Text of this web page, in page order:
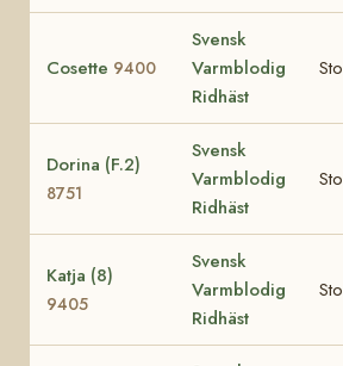
Cosette 9400
Svensk
Varmblodig
Ridhäst
Sto
Dorina (F.2)
8751
Svensk
Varmblodig
Ridhäst
Sto
Katja (8)
9405
Svensk
Varmblodig
Ridhäst
Sto